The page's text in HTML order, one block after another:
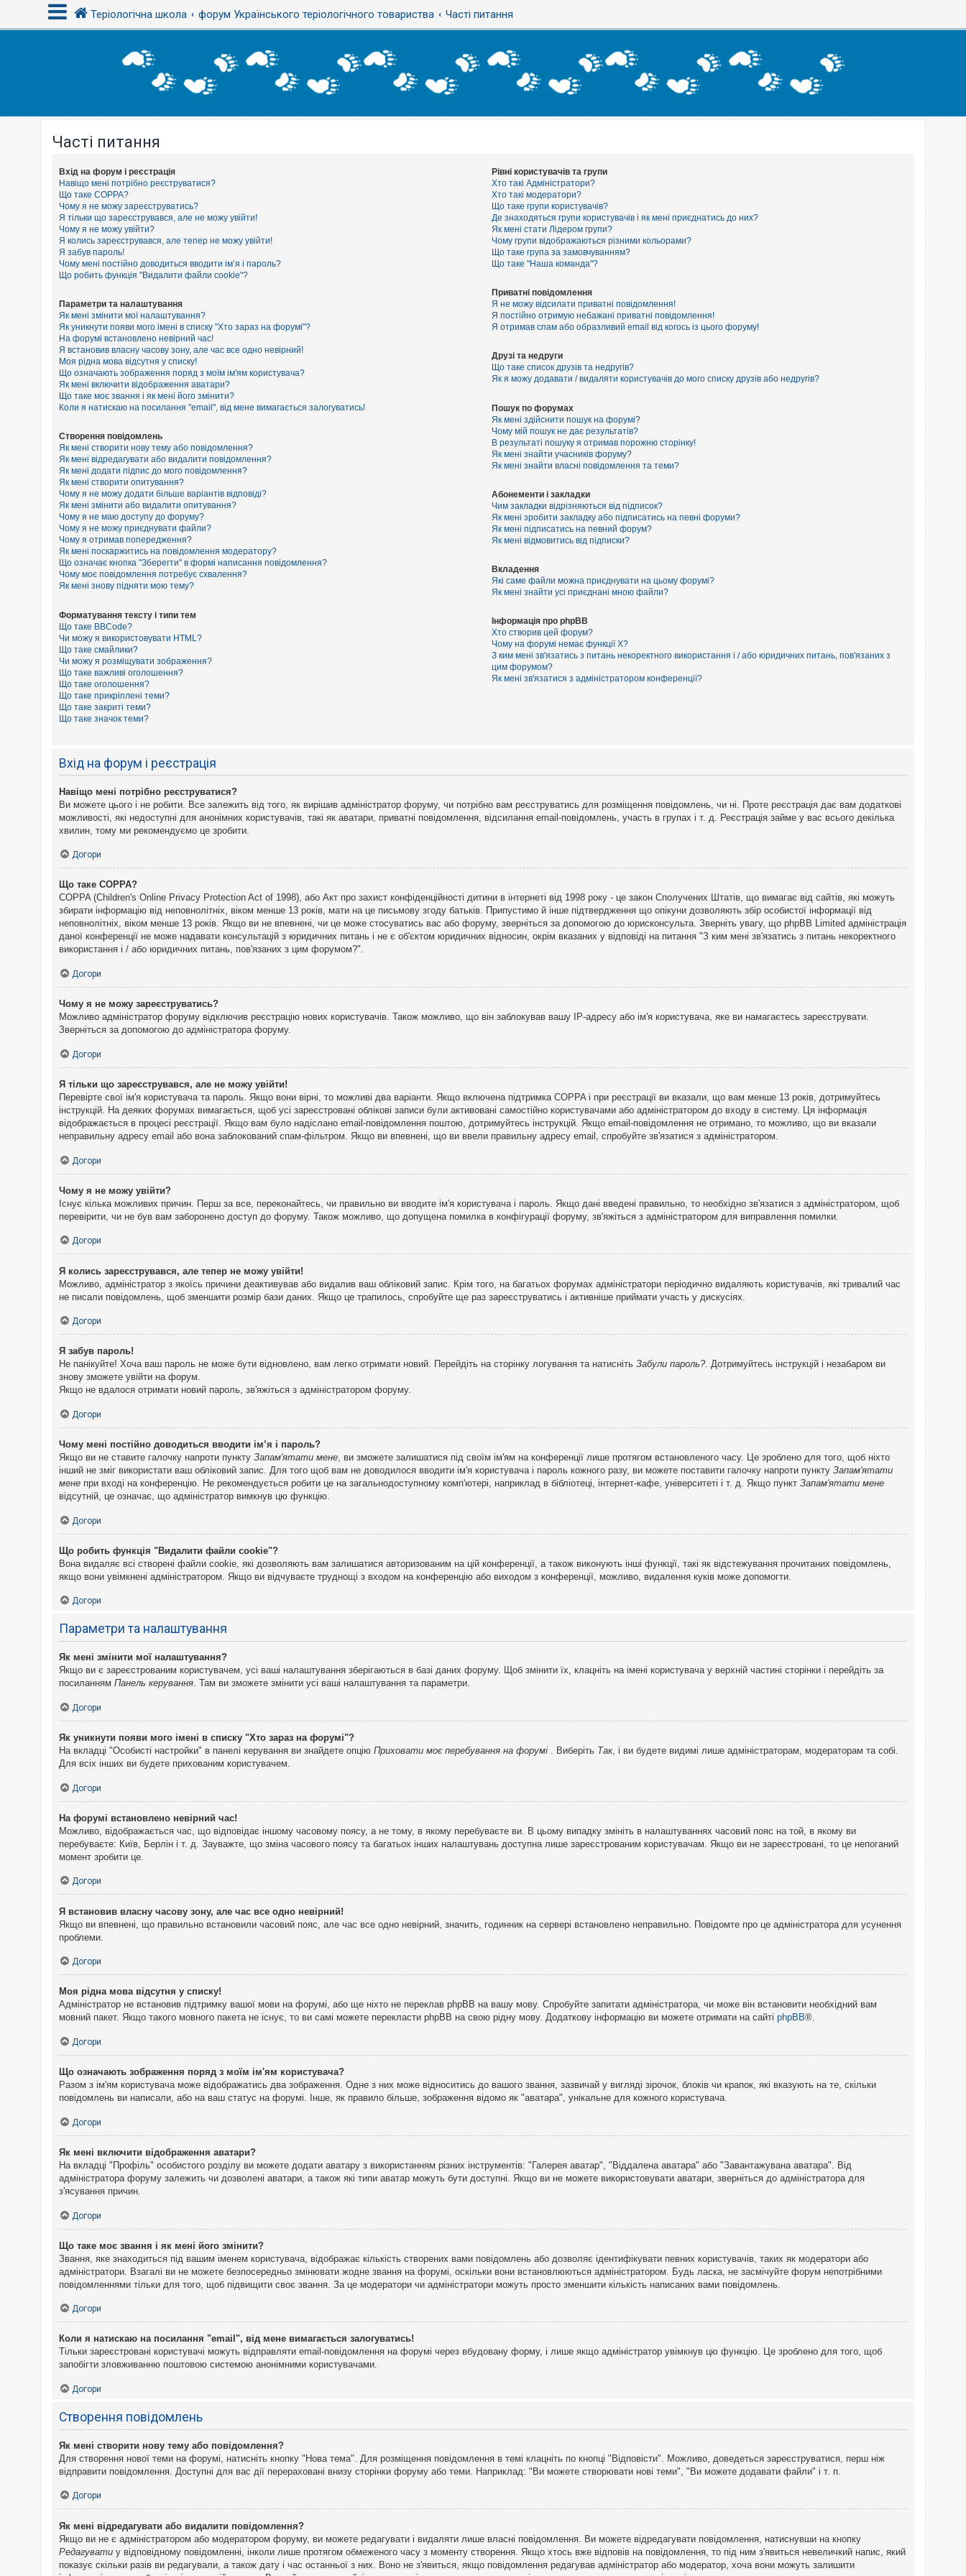
Теріологічна школа форум Українського теріологічного товариства Часті питання
Часті питання
Вхід на форум і реєстрація
Навіщо мені потрібно реєструватися?
Що таке COPPA?
Чому я не можу зареєструватись?
Я тільки що зареєструвався, але не можу увійти!
Чому я не можу увійти?
Я колись зареєструвався, але тепер не можу увійти!
Я забув пароль!
Чому мені постійно доводиться вводити ім’я і пароль?
Що робить функція "Видалити файли cookie"?
Параметри та налаштування
Як мені змінити мої налаштування?
Як уникнути появи мого імені в списку "Хто зараз на форумі"?
На форумі встановлено невірний час!
Я встановив власну часову зону, але час все одно невірний!
Моя рідна мова відсутня у списку!
Що означають зображення поряд з моїм ім'ям користувача?
Як мені включити відображення аватари?
Що таке моє звання і як мені його змінити?
Коли я натискаю на посилання "email", від мене вимагається залогуватись!
Створення повідомлень
Як мені створити нову тему або повідомлення?
Як мені відредагувати або видалити повідомлення?
Як мені додати підпис до мого повідомлення?
Як мені створити опитування?
Чому я не можу додати більше варіантів відповіді?
Як мені змінити або видалити опитування?
Чому я не маю доступу до форуму?
Чому я не можу приєднувати файли?
Чому я отримав попередження?
Як мені поскаржитись на повідомлення модератору?
Що означає кнопка "Зберегти" в формі написання повідомлення?
Чому моє повідомлення потребує схвалення?
Як мені знову підняти мою тему?
Форматування тексту і типи тем
Що таке BBCode?
Чи можу я використовувати HTML?
Що таке смайлики?
Чи можу я розміщувати зображення?
Що таке важливі оголошення?
Що таке оголошення?
Що таке прикріплені теми?
Що таке закриті теми?
Що таке значок теми?
Рівні користувачів та групи
Хто такі Адміністратори?
Хто такі модератори?
Що таке групи користувачів?
Де знаходяться групи користувачів і як мені приєднатись до них?
Як мені стати Лідером групи?
Чому групи відображаються різними кольорами?
Що таке група за замовчуванням?
Що таке "Наша команда"?
Приватні повідомлення
Я не можу відсилати приватні повідомлення!
Я постійно отримую небажані приватні повідомлення!
Я отримав спам або образливий email від когось із цього форуму!
Друзі та недруги
Що таке список друзів та недругів?
Як я можу додавати / видаляти користувачів до мого списку друзів або недругів?
Пошук по форумах
Як мені здійснити пошук на форумі?
Чому мій пошук не дає результатів?
В результаті пошуку я отримав порожню сторінку!
Як мені знайти учасників форуму?
Як мені знайти власні повідомлення та теми?
Абонементи і закладки
Чим закладки відрізняються від підписок?
Як мені зробити закладку або підписатись на певні форуми?
Як мені підписатись на певний форум?
Як мені відмовитись від підписки?
Вкладення
Які саме файли можна приєднувати на цьому форумі?
Як мені знайти усі приєднані мною файли?
Інформація про phpBB
Хто створив цей форум?
Чому на форумі немає функції X?
З ким мені зв'язатись з питань некоректного використання і / або юридичних питань, пов'язаних з
цим форумом?
Як мені зв'язатися з адміністратором конференції?
Вхід на форум і реєстрація
Навіщо мені потрібно реєструватися?
Ви можете цього і не робити. Все залежить від того, як вирішив адміністратор форуму, чи потрібно вам реєструватись для розміщення повідомлень, чи ні. Проте реєстрація дає вам додаткові
можливості, які недоступні для анонімних користувачів, такі як аватари, приватні повідомлення, відсилання email-повідомлень, участь в групах і т. д. Реєстрація займе у вас всього декілька
хвилин, тому ми рекомендуємо це зробити.
Догори
Що таке COPPA?
COPPA (Children's Online Privacy Protection Act of 1998), або Акт про захист конфіденційності дитини в інтернеті від 1998 року - це закон Сполучених Штатів, що вимагає від сайтів, які можуть
збирати інформацію від неповнолітніх, віком менше 13 років, мати на це письмову згоду батьків. Припустимо й інше підтвердження що опікуни дозволяють збір особистої інформації від
неповнолітніх, віком менше 13 років. Якщо ви не впевнені, чи це може стосуватись вас або форуму, зверніться за допомогою до юрисконсульта. Зверніть увагу, що phpBB Limited адміністрація
даної конференції не може надавати консультацій з юридичних питань і не є об'єктом юридичних відносин, окрім вказаних у відповіді на питання "З ким мені зв'язатись з питань некоректного
використання і / або юридичних питань, пов'язаних з цим форумом?".
Догори
Чому я не можу зареєструватись?
Можливо адміністратор форуму відключив реєстрацію нових користувачів. Також можливо, що він заблокував вашу IP-адресу або ім'я користувача, яке ви намагаєтесь зареєструвати.
Зверніться за допомогою до адміністратора форуму.
Догори
Я тільки що зареєструвався, але не можу увійти!
Перевірте свої ім'я користувача та пароль. Якщо вони вірні, то можливі два варіанти. Якщо включена підтримка COPPA і при реєстрації ви вказали, що вам менше 13 років, дотримуйтесь
інструкцій. На деяких форумах вимагається, щоб усі зареєстровані облікові записи були активовані самостійно користувачами або адміністратором до входу в систему. Ця інформація
відображається в процесі реєстрації. Якщо вам було надіслано email-повідомлення поштою, дотримуйтесь інструкцій. Якщо email-повідомлення не отримано, то можливо, що ви вказали
неправильну адресу email або вона заблокований спам-фільтром. Якщо ви впевнені, що ви ввели правильну адресу email, спробуйте зв'язатися з адміністратором.
Догори
Чому я не можу увійти?
Існує кілька можливих причин. Перш за все, переконайтесь, чи правильно ви вводите ім'я користувача і пароль. Якщо дані введені правильно, то необхідно зв'язатися з адміністратором, щоб
перевірити, чи не був вам заборонено доступ до форуму. Також можливо, що допущена помилка в конфігурації форуму, зв'яжіться з адміністратором для виправлення помилки.
Догори
Я колись зареєструвався, але тепер не можу увійти!
Можливо, адміністратор з якоїсь причини деактивував або видалив ваш обліковий запис. Крім того, на багатьох форумах адміністратори періодично видаляють користувачів, які тривалий час
не писали повідомлень, щоб зменшити розмір бази даних. Якщо це трапилось, спробуйте ще раз зареєструватись і активніше приймати участь у дискусіях.
Догори
Я забув пароль!
Не панікуйте! Хоча ваш пароль не може бути відновлено, вам легко отримати новий. Перейдіть на сторінку логування та натисніть Забули пароль?. Дотримуйтесь інструкцій і незабаром ви
знову зможете увійти на форум.
Якщо не вдалося отримати новий пароль, зв'яжіться з адміністратором форуму.
Догори
Чому мені постійно доводиться вводити ім’я і пароль?
Якщо ви не ставите галочку напроти пункту Запам'ятати мене, ви зможете залишатися під своїм ім'ям на конференції лише протягом встановленого часу. Це зроблено для того, щоб ніхто
інший не зміг використати ваш обліковий запис. Для того щоб вам не доводилося вводити ім'я користувача і пароль кожного разу, ви можете поставити галочку напроти пункту Запам'ятати
мене при вході на конференцію. Не рекомендується робити це на загальнодоступному комп'ютері, наприклад в бібліотеці, інтернет-кафе, університеті і т. д. Якщо пункт Запам'ятати мене
відсутній, це означає, що адміністратор вимкнув цю функцію.
Догори
Що робить функція "Видалити файли cookie"?
Вона видаляє всі створені файли cookie, які дозволяють вам залишатися авторизованим на цій конференції, а також виконують інші функції, такі як відстежування прочитаних повідомлень,
якщо вони увімкнені адміністратором. Якщо ви відчуваєте труднощі з входом на конференцію або виходом з конференції, можливо, видалення куків може допомогти.
Догори
Параметри та налаштування
Як мені змінити мої налаштування?
Якщо ви є зареєстрованим користувачем, усі ваші налаштування зберігаються в базі даних форуму. Щоб змінити їх, клацніть на імені користувача у верхній частині сторінки і перейдіть за
посиланням Панель керування. Там ви зможете змінити усі ваші налаштування та параметри.
Догори
Як уникнути появи мого імені в списку "Хто зараз на форумі"?
На вкладці "Особисті настройки" в панелі керування ви знайдете опцію Приховати моє перебування на форумі . Виберіть Так, і ви будете видимі лише адміністраторам, модераторам та собі.
Для всіх інших ви будете прихованим користувачем.
Догори
На форумі встановлено невірний час!
Можливо, відображається час, що відповідає іншому часовому поясу, а не тому, в якому перебуваєте ви. В цьому випадку змініть в налаштуваннях часовий пояс на той, в якому ви
перебуваєте: Київ, Берлін і т. д. Зауважте, що зміна часового поясу та багатьох інших налаштувань доступна лише зареєстрованим користувачам. Якщо ви не зареєстровані, то це непоганий
момент зробити це.
Догори
Я встановив власну часову зону, але час все одно невірний!
Якщо ви впевнені, що правильно встановили часовий пояс, але час все одно невірний, значить, годинник на сервері встановлено неправильно. Повідомте про це адміністратора для усунення
проблеми.
Догори
Моя рідна мова відсутня у списку!
Адміністратор не встановив підтримку вашої мови на форумі, або ще ніхто не переклав phpBB на вашу мову. Спробуйте запитати адміністратора, чи може він встановити необхідний вам
мовний пакет. Якщо такого мовного пакета не існує, то ви самі можете перекласти phpBB на свою рідну мову. Додаткову інформацію ви можете отримати на сайті phpBB®.
Догори
Що означають зображення поряд з моїм ім'ям користувача?
Разом з ім'ям користувача може відображатись два зображення. Одне з них може відноситись до вашого звання, зазвичай у вигляді зірочок, блоків чи крапок, які вказують на те, скільки
повідомлень ви написали, або на ваш статус на форумі. Інше, як правило більше, зображення відомо як "аватара", унікальне для кожного користувача.
Догори
Як мені включити відображення аватари?
На вкладці "Профіль" особистого розділу ви можете додати аватару з використанням різних інструментів: "Галерея аватар", "Віддалена аватара" або "Завантажувана аватара". Від
адміністратора форуму залежить чи дозволені аватари, а також які типи аватар можуть бути доступні. Якщо ви не можете використовувати аватари, зверніться до адміністратора для
з'ясування причин.
Догори
Що таке моє звання і як мені його змінити?
Звання, яке знаходиться під вашим іменем користувача, відображає кількість створених вами повідомлень або дозволяє ідентифікувати певних користувачів, таких як модератори або
адміністратори. Взагалі ви не можете безпосередньо змінювати жодне звання на форумі, оскільки вони встановлюються адміністратором. Будь ласка, не засмічуйте форум непотрібними
повідомленнями тільки для того, щоб підвищити своє звання. За це модератори чи адміністратори можуть просто зменшити кількість написаних вами повідомлень.
Догори
Коли я натискаю на посилання "email", від мене вимагається залогуватись!
Тільки зареєстровані користувачі можуть відправляти email-повідомлення на форумі через вбудовану форму, і лише якщо адміністратор увімкнув цю функцію. Це зроблено для того, щоб
запобігти зловживанню поштовою системою анонімними користувачами.
Догори
Створення повідомлень
Як мені створити нову тему або повідомлення?
Для створення нової теми на форумі, натисніть кнопку "Нова тема". Для розміщення повідомлення в темі клацніть по кнопці "Відповісти". Можливо, доведеться зареєструватися, перш ніж
відправити повідомлення. Доступні для вас дії перераховані внизу сторінки форуму або теми. Наприклад: "Ви можете створювати нові теми", "Ви можете додавати файли" і т. п.
Догори
Як мені відредагувати або видалити повідомлення?
Якщо ви не є адміністратором або модератором форуму, ви можете редагувати і видаляти лише власні повідомлення. Ви можете відредагувати повідомлення, натиснувши на кнопку
Редагувати у відповідному повідомленні, інколи лише протягом обмеженого часу з моменту створення. Якщо хтось вже відповів на повідомлення, то під ним з'явиться невеличкий напис, який
показує скільки разів ви редагували, а також дату і час останньої з них. Воно не з'явиться, якщо повідомлення редагував адміністратор або модератор, хоча вони можуть залишити